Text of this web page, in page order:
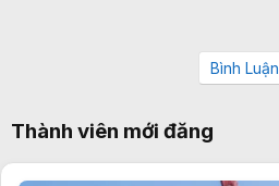
Bình Luận
Thành viên mới đăng